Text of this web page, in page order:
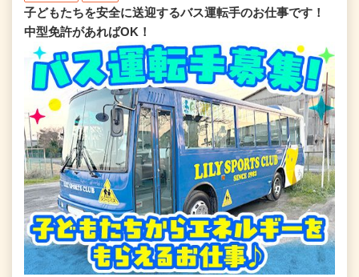
子どもたちを安全に送迎するバス運転手のお仕事です！
中型免許があればOK！